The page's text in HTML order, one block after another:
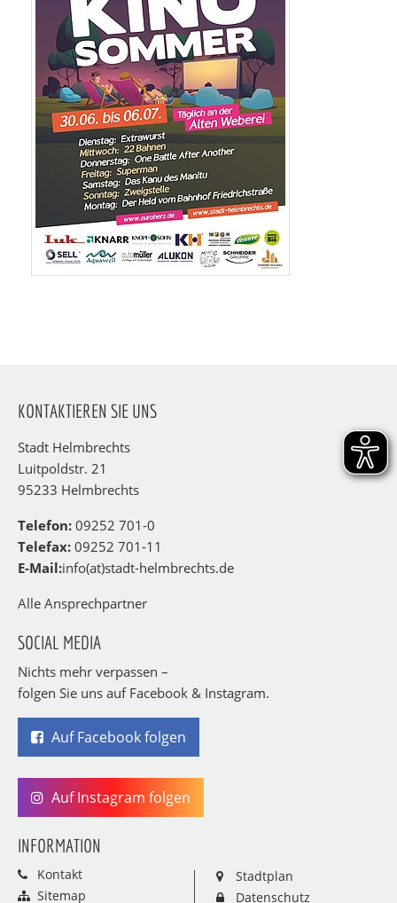
KONTAKTIEREN SIE UNS
Stadt Helmbrechts
Luitpoldstr. 21
95233 Helmbrechts
Telefon: 09252 701-0
Telefax: 09252 701-11
E-Mail:info(at)stadt-helmbrechts.de
Alle Ansprechpartner
SOCIAL MEDIA
Nichts mehr verpassen –
folgen Sie uns auf Facebook & Instagram.
Auf Facebook folgen
Auf Instagram folgen
INFORMATION
Kontakt
Sitemap
Stadtplan
Datenschutz